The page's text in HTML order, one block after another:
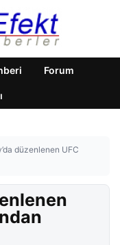
Forum
düzenlenen UFC